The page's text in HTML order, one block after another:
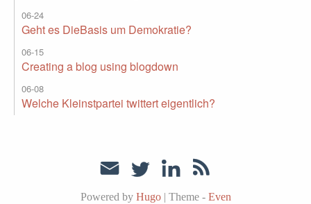
06-24
Geht es DieBasis um Demokratie?
06-15
Creating a blog using blogdown
06-08
Welche Kleinstpartei twittert eigentlich?
Powered by Hugo | Theme - Even